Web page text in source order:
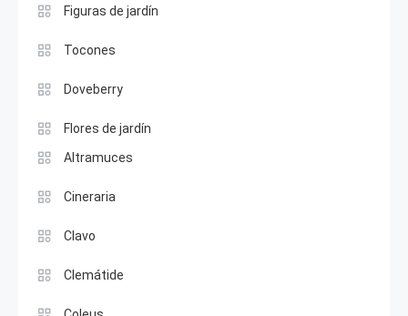
Figuras de jardín
Tocones
Doveberry
Flores de jardín
Altramuces
Cineraria
Clavo
Clemátide